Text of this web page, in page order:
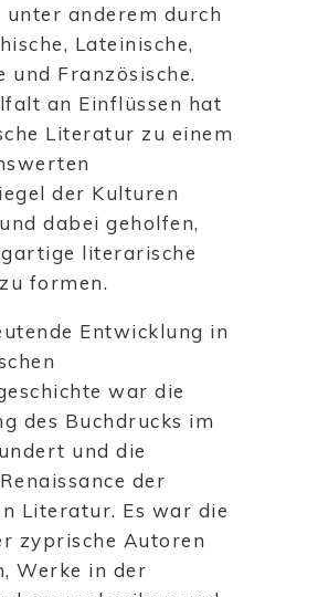
unter anderem durch
Lateinische,
und Französische.
an Einflüssen hat
Literatur zu einem
der Kulturen
dabei geholfen,
literarische
formen.
Entwicklung in
war die
des Buchdrucks im
und die
der
Literatur. Es war die
zyprische Autoren
Werke in der